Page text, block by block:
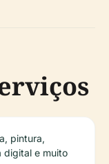
pintura,
digital e muito